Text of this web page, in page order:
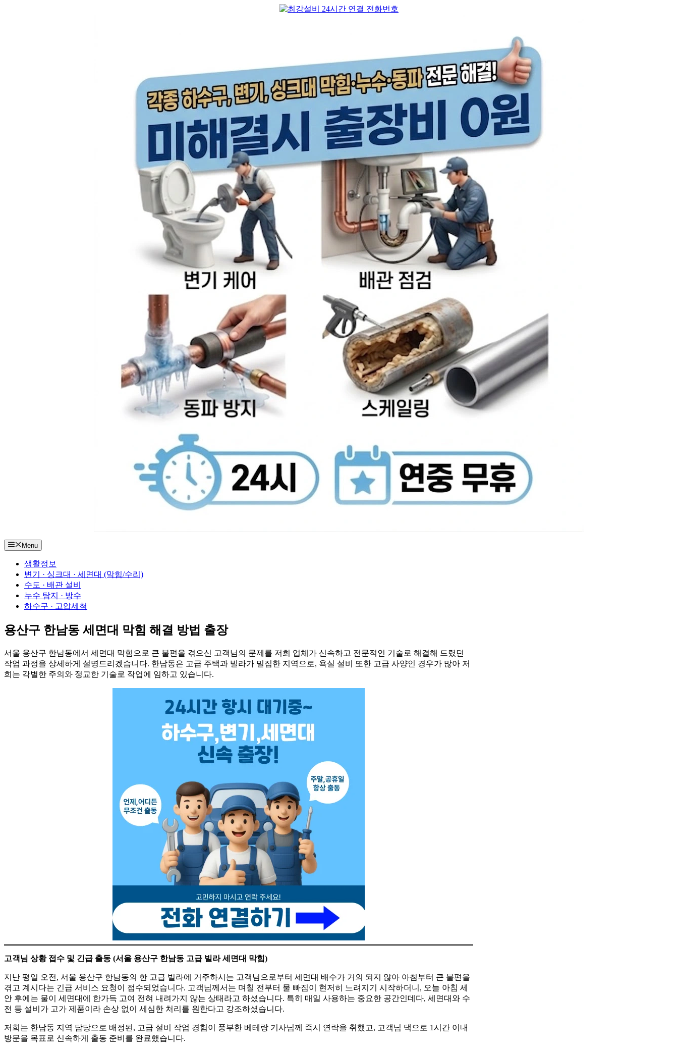
Menu
생활정보
변기 · 싱크대 · 세면대 (막힘/수리)
수도 · 배관 설비
누수 탐지 · 방수
하수구 · 고압세척
용산구 한남동 세면대 막힘 해결 방법 출장
서울 용산구 한남동에서 세면대 막힘으로 큰 불편을 겪으신 고객님의 문제를 저희 업체가 신속하고 전문적인 기술로 해결해 드렸던
작업 과정을 상세하게 설명드리겠습니다. 한남동은 고급 주택과 빌라가 밀집한 지역으로, 욕실 설비 또한 고급 사양인 경우가 많아 저
희는 각별한 주의와 정교한 기술로 작업에 임하고 있습니다.
고객님 상황 접수 및 긴급 출동 (서울 용산구 한남동 고급 빌라 세면대 막힘)
지난 평일 오전, 서울 용산구 한남동의 한 고급 빌라에 거주하시는 고객님으로부터 세면대 배수가 거의 되지 않아 아침부터 큰 불편을
겪고 계시다는 긴급 서비스 요청이 접수되었습니다. 고객님께서는 며칠 전부터 물 빠짐이 현저히 느려지기 시작하더니, 오늘 아침 세
안 후에는 물이 세면대에 한가득 고여 전혀 내려가지 않는 상태라고 하셨습니다. 특히 매일 사용하는 중요한 공간인데다, 세면대와 수
전 등 설비가 고가 제품이라 손상 없이 세심한 처리를 원한다고 강조하셨습니다.
저희는 한남동 지역 담당으로 배정된, 고급 설비 작업 경험이 풍부한 베테랑 기사님께 즉시 연락을 취했고, 고객님 댁으로 1시간 이내
방문을 목표로 신속하게 출동 준비를 완료했습니다.